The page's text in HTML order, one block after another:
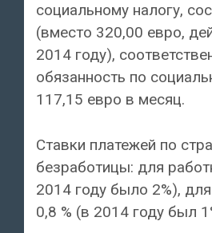
социальному налогу,
(вместо 320,00 евро,
2014 году),
обязанность по
117,15 евро в месяц.
Ставки платежей по
безработицы: для
2014 году было 2%),
0,8 % (в 2014 году был